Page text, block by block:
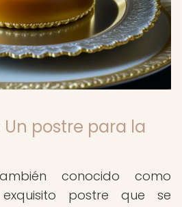
Un postre para la
conocido como
postre que se